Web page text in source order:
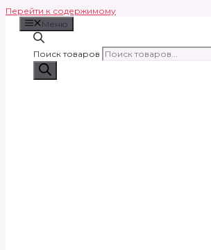
Перейти к содержимому
Меню
Поиск товаров